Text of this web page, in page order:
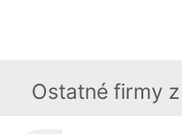
Ostatné firmy